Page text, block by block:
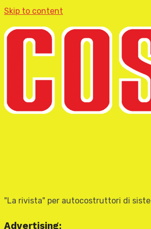
Skip to content
"La rivista" per autocostruttori di
Advertising: